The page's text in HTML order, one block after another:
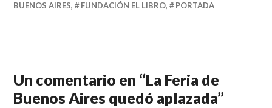
BUENOS AIRES, FUNDACIÓN EL LIBRO, PORTADA
Un comentario en “La Feria de
Buenos Aires quedó aplazada”